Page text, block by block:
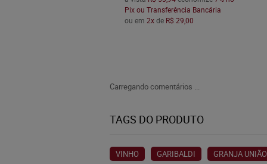
Pix ou Transferência Bancária
ou em 2xde R$ 29,00
Carregando comentários ...
TAGS DO PRODUTO
VINHO GARIBALDI GRANJA UNIÃO